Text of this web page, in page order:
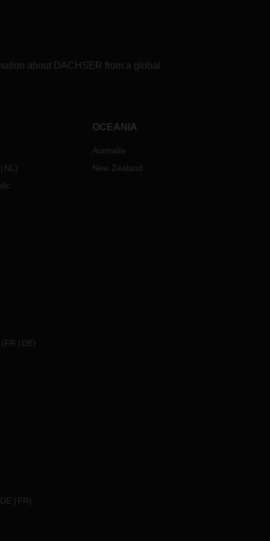
about DACHSER from a global
NL )
(FR DE)
DE FR)
OCEANIA
Australia
New Zealand